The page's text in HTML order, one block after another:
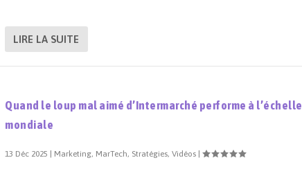
LIRE LA SUITE
Quand le loup mal aimé d’Intermarché performe à l’échelle
mondiale
13 Déc 2025 Marketing, MarTech, Stratégies,Vidéos |